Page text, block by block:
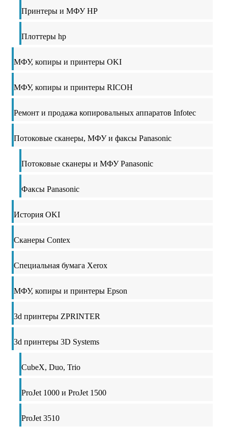
Принтеры и МФУ HP
Плоттеры hp
МФУ, копиры и принтеры OKI
МФУ, копиры и принтеры RICOH
Ремонт и продажа копировальных аппаратов Infotec
Потоковые сканеры, МФУ и факсы Panasonic
Потоковые сканеры и МФУ Panasonic
Факсы Panasonic
История OKI
Сканеры Contex
Специальная бумага Xerox
МФУ, копиры и принтеры Epson
3d принтеры ZPRINTER
3d принтеры 3D Systems
CubeX, Duo, Trio
ProJet 1000 и ProJet 1500
ProJet 3510